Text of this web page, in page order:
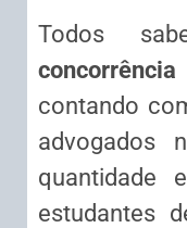
Todos
contando
advogados
quantidade
estudantes